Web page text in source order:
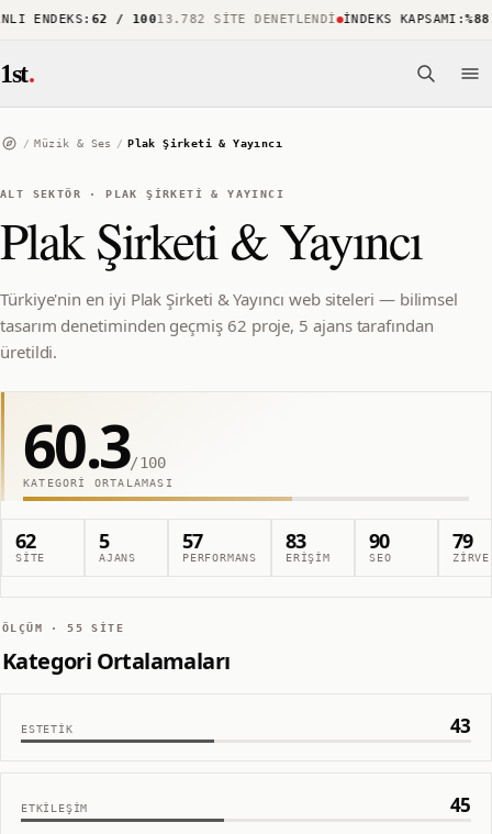
ENDEKS:62 / 10013.782 SITE DENETLENDI İNDEKS KAPSAMI:%88
1st.
/ Müzik & Ses / Plak Şirketi & Yayıncı
ALT SEKTÖR ·PLAK ŞIRKETI & YAYINCI
Plak Şirketi & Yayıncı
Türkiye'nin en iyi Plak Şirketi & Yayıncı web siteleri — bilimsel
tasarım denetiminden geçmiş 62 proje, 5 ajans tarafından
üretildi.
60.3/100
KATEGORI ORTALAMASI
62
SITE
5
AJANS
57
PERFORMANS
83
ERIŞIM
90
SEO
79
ZIRVE
ÖLÇÜM · 55 SITE
Kategori Ortalamaları
ESTETIK 43
ETKILEŞIM 45